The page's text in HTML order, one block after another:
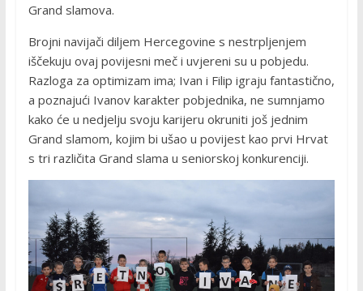
Grand slamova.
Brojni navijači diljem Hercegovine s nestrpljenjem
iščekuju ovaj povijesni meč i uvjereni su u pobjedu.
Razloga za optimizam ima; Ivan i Filip igraju fantastično,
a poznajući Ivanov karakter pobjednika, ne sumnjamo
kako će u nedjelju svoju karijeru okruniti još jednim
Grand slamom, kojim bi ušao u povijest kao prvi Hrvat
s tri različita Grand slama u seniorskoj konkurenciji.